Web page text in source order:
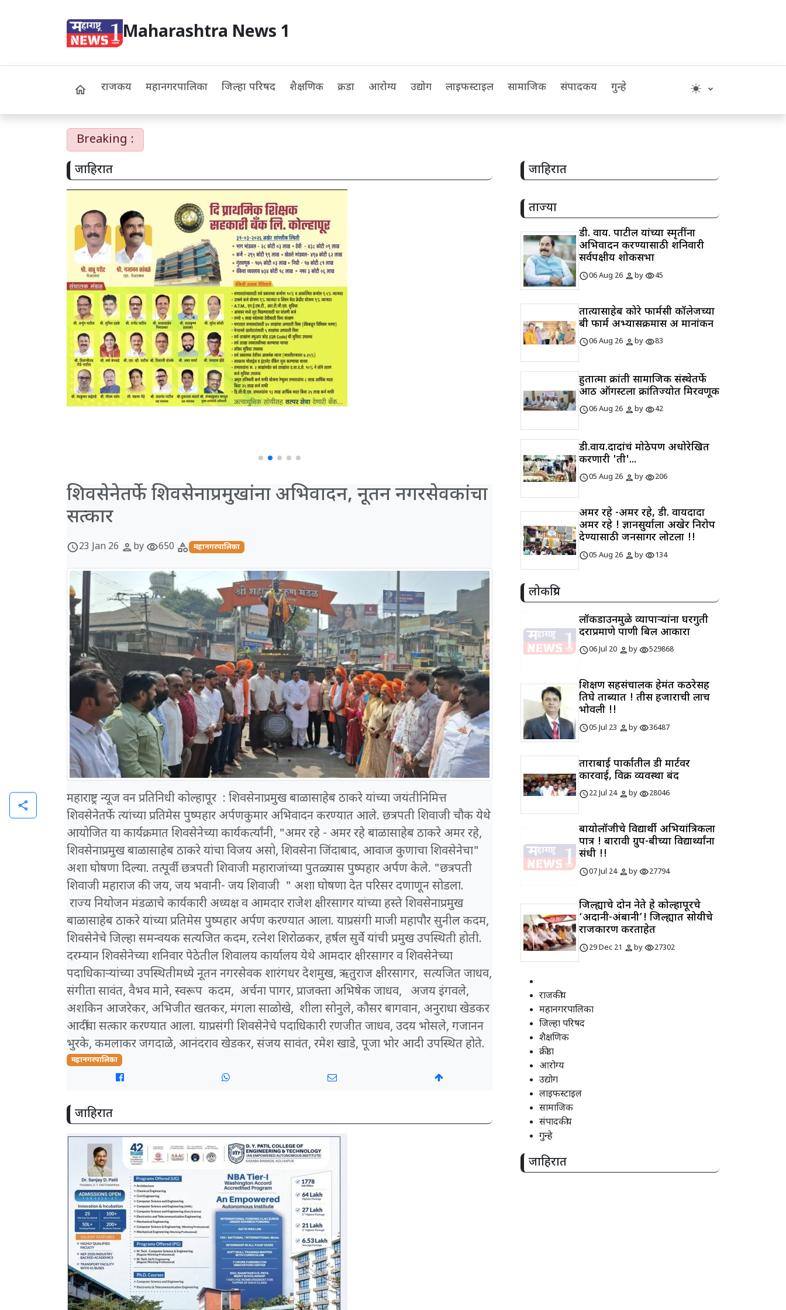
Maharashtra News 1
home राजकीय महानगरपालिका जिल्हा परिषद शैक्षणिक क्रीडा आरोग्य उद्योग लाइफस्टाइल सामाजिक संपादकीय गुन्हे
Breaking :
जाहिरात
शिवसेनेतर्फे शिवसेनाप्रमुखांना अभिवादन, नूतन नगरसेवकांचा
सत्कार
schedule23 Jan 26 personby visibility650 category महानगरपालिका
महाराष्ट्र न्यूज वन प्रतिनिधी कोल्हापूर : शिवसेनाप्रमुख बाळासाहेब ठाकरे यांच्या जयंतीनिमित्त
शिवसेनेतर्फे त्यांच्या प्रतिमेस पुष्पहार अर्पणकुमार अभिवादन करण्यात आले. छत्रपती शिवाजी चौक येथे
आयोजित या कार्यक्रमात शिवसेनेच्या कार्यकर्त्यांनी, "अमर रहे - अमर रहे बाळासाहेब ठाकरे अमर रहे,
शिवसेनाप्रमुख बाळासाहेब ठाकरे यांचा विजय असो, शिवसेना जिंदाबाद, आवाज कुणाचा शिवसेनेचा"
अशा घोषणा दिल्या. तत्पूर्वी छत्रपती शिवाजी महाराजांच्या पुतळ्यास पुष्पहार अर्पण केले. "छत्रपती
शिवाजी महाराज की जय, जय भवानी- जय शिवाजी " अशा घोषणा देत परिसर दणाणून सोडला.
राज्य नियोजन मंडळाचे कार्यकारी अध्यक्ष व आमदार राजेश क्षीरसागर यांच्या हस्ते शिवसेनाप्रमुख
बाळासाहेब ठाकरे यांच्या प्रतिमेस पुष्पहार अर्पण करण्यात आला. याप्रसंगी माजी महापौर सुनील कदम,
शिवसेनेचे जिल्हा समन्वयक सत्यजित कदम, रत्नेश शिरोळकर, हर्षल सुर्वे यांची प्रमुख उपस्थिती होती.
दरम्यान शिवसेनेच्या शनिवार पेठेतील शिवालय कार्यालय येथे आमदार क्षीरसागर व शिवसेनेच्या
पदाधिकाऱ्यांच्या उपस्थितीमध्ये नूतन नगरसेवक शारंगधर देशमुख, ऋतुराज क्षीरसागर, सत्यजित जाधव,
संगीता सावंत, वैभव माने, स्वरूप कदम, अर्चना पागर, प्राजक्ता अभिषेक जाधव, अजय इंगवले,
अशकिन आजरेकर, अभिजीत खतकर, मंगला साळोखे, शीला सोनुले, कौसर बागवान, अनुराधा खेडकर
आदींचा सत्कार करण्यात आला. याप्रसंगी शिवसेनेचे पदाधिकारी रणजीत जाधव, उदय भोसले, गजानन
भुरके, कमलाकर जगदाळे, आनंदराव खेडकर, संजय सावंत, रमेश खाडे, पूजा भोर आदी उपस्थित होते.
महानगरपालिका
जाहिरात
जाहिरात
ताज्या
डी. वाय. पाटील यांच्या स्मृतींना
अभिवादन करण्यासाठी शनिवारी
सर्वपक्षीय शोकसभा
schedule06 Aug 26 personbyvisibility45
तात्यासाहेब कोरे फार्मसी कॉलेजच्या
बी फार्म अभ्यासक्रमास अ मानांकन
schedule06 Aug 26 personbyvisibility83
हुतात्मा क्रांती सामाजिक संस्थेतर्फे
आठ ऑगस्टला क्रांतिज्योत मिरवणूक
schedule06 Aug 26 personbyvisibility42
डी.वाय.दादांचं मोठेपण अधोरेखित
करणारी 'ती'...
schedule05 Aug 26 personbyvisibility206
अमर रहे -अमर रहे, डी. वायदादा
अमर रहे ! ज्ञानसुर्याला अखेर निरोप
देण्यासाठी जनसागर लोटला !!
schedule05 Aug 26 personbyvisibility134
लोकप्रिय
लॉकडाउनमुळे व्यापाऱ्यांना घरगुती
दराप्रमाणे पाणी बिल आकारा
schedule06 Jul 20 personbyvisibility529868
शिक्षण सहसंचालक हेमंत कठरेसह
तिघे ताब्यात ! तीस हजाराची लाच
भोवली !!
schedule05 Jul 23 personbyvisibility36487
ताराबाई पार्कातील डी मार्टवर
कारवाई, विक्री व्यवस्था बंद
schedule22 Jul 24 personbyvisibility28046
बायोलॉजीचे विद्यार्थी अभियांत्रिकीला
पात्र ! बारावी ग्रुप-बीच्या विद्यार्थ्यांना
संधी !!
schedule07 Jul 24 personbyvisibility27794
जिल्ह्याचे दोन नेते हे कोल्हापूरचे
‘अदानी-अंबानी’! जिल्ह्यात सोयीचे
राजकारण करताहेत
schedule29 Dec 21 personbyvisibility27302
राजकीय
महानगरपालिका
जिल्हा परिषद
शैक्षणिक
क्रीडा
आरोग्य
उद्योग
लाइफस्टाइल
सामाजिक
संपादकीय
गुन्हे
जाहिरात
share